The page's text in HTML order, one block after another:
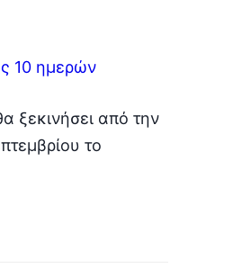
10 ημερών
ξεκινήσει από την
το